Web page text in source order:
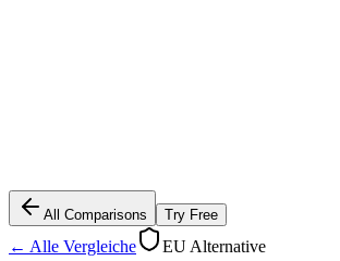
All Comparisons Try Free
← Alle Vergleiche EU Alternative